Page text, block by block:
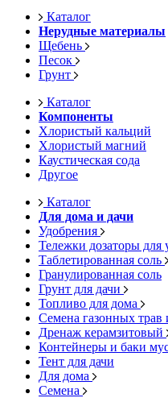
Каталог
Нерудные материалы
Щебень
Песок
Грунт
Каталог
Компоненты
Хлористый кальций
Хлористый магний
Каустическая сода
Другое
Каталог
Для дома и дачи
Удобрения
Тележки дозаторы для
Таблетированная соль
Гранулированная соль
Грунт для дачи
Топливо для дома
Семена газонных трав
Дренаж керамзитовый
Контейнеры и баки
Тент для дачи
Для дома
Семена